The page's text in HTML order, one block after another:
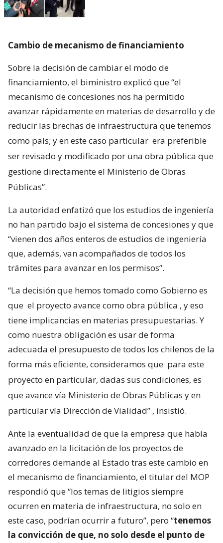
Cambio de mecanismo de financiamiento
Sobre la decisión de cambiar el modo de
financiamiento, el biministro explicó que “el
mecanismo de concesiones nos ha permitido
avanzar rápidamente en materias de desarrollo y de
reducir las brechas de infraestructura que tenemos
como país; y en este caso particular era preferible
ser revisado y modificado por una obra pública que
gestione directamente el Ministerio de Obras
Públicas”.
La autoridad enfatizó que los estudios de ingeniería
no han partido bajo el sistema de concesiones y que
“vienen dos años enteros de estudios de ingeniería
que, además, van acompañados de todos los
trámites para avanzar en los permisos”.
“La decisión que hemos tomado como Gobierno es
que el proyecto avance como obra pública , y eso
tiene implicancias en materias presupuestarias. Y
como nuestra obligación es usar de forma
adecuada el presupuesto de todos los chilenos de la
forma más eficiente, consideramos que para este
proyecto en particular, dadas sus condiciones, es
que avance vía Ministerio de Obras Públicas y en
particular vía Dirección de Vialidad” , insistió.
Ante la eventualidad de que la empresa que había
avanzado en la licitación de los proyectos de
corredores demande al Estado tras este cambio en
el mecanismo de financiamiento, el titular del MOP
respondió que “los temas de litigios siempre
ocurren en materia de infraestructura, no solo en
este caso, podrían ocurrir a futuro”, pero “tenemos
la convicción de que, no solo desde el punto de